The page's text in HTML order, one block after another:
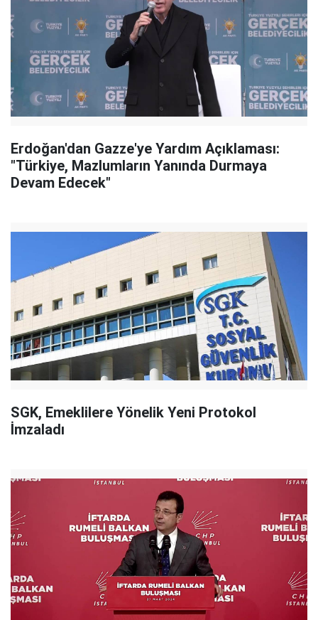
Erdoğan'dan Gazze'ye Yardım Açıklaması:
"Türkiye, Mazlumların Yanında Durmaya
Devam Edecek"
SGK, Emeklilere Yönelik Yeni Protokol
İmzaladı